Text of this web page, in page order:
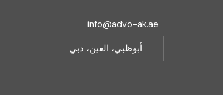
info@advo-ak.ae
أبوظبي، العين، دبي